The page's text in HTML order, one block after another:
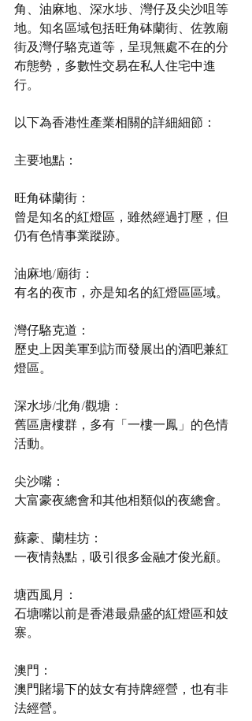
角、油麻地、深水埗、灣仔及尖沙咀等
地。知名區域包括旺角砵蘭街、佐敦廟
街及灣仔駱克道等，呈現無處不在的分
布態勢，多數性交易在私人住宅中進
行。
以下為香港性產業相關的詳細細節：
主要地點：
旺角砵蘭街：
曾是知名的紅燈區，雖然經過打壓，但
仍有色情事業蹤跡。
油麻地/廟街：
有名的夜市，亦是知名的紅燈區區域。
灣仔駱克道：
歷史上因美軍到訪而發展出的酒吧兼紅
燈區。
深水埗/北角/觀塘：
舊區唐樓群，多有「一樓一鳳」的色情
活動。
尖沙嘴：
大富豪夜總會和其他相類似的夜總會。
蘇豪、蘭桂坊：
一夜情熱點，吸引很多金融才俊光顧。
塘西風月：
石塘嘴以前是香港最鼎盛的紅燈區和妓
寨。
澳門：
澳門賭場下的妓女有持牌經營，也有非
法經營。